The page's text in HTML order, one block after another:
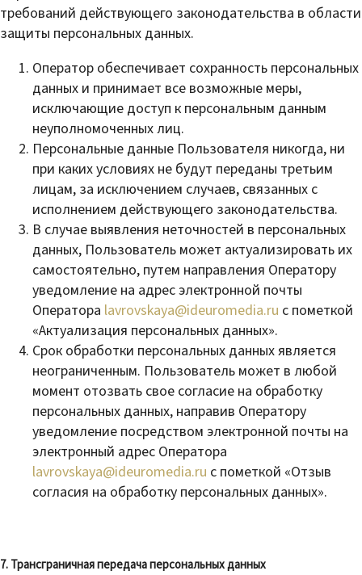
требований действующего законодательства в области
защиты персональных данных.
Оператор обеспечивает сохранность персональных
данных и принимает все возможные меры,
исключающие доступ к персональным данным
неуполномоченных лиц.
Персональные данные Пользователя никогда, ни
при каких условиях не будут переданы третьим
лицам, за исключением случаев, связанных с
исполнением действующего законодательства.
В случае выявления неточностей в персональных
данных, Пользователь может актуализировать их
самостоятельно, путем направления Оператору
уведомление на адрес электронной почты
Оператора lavrovskaya@ideuromedia.ru с пометкой
«Актуализация персональных данных».
Срок обработки персональных данных является
неограниченным. Пользователь может в любой
момент отозвать свое согласие на обработку
персональных данных, направив Оператору
уведомление посредством электронной почты на
электронный адрес Оператора
lavrovskaya@ideuromedia.ru с пометкой «Отзыв
согласия на обработку персональных данных».
7. Трансграничная передача персональных данных